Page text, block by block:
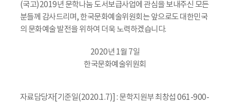
(국고)2019년 문학나눔 도서보급사업에 관심을 보내주신 모든
분들께 감사드리며, 한국문화예술위원회는 앞으로도 대한민국
의 문화예술 발전을 위하여 더욱 노력하겠습니다.
2020년 1월 7일
한국문화예술위원회
자료담당자[기준일(2020.1.7)] : 문학지원부 최창섭 061-900-